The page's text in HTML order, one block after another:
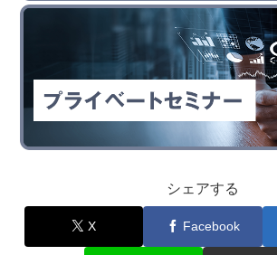
シェアする
X Facebook